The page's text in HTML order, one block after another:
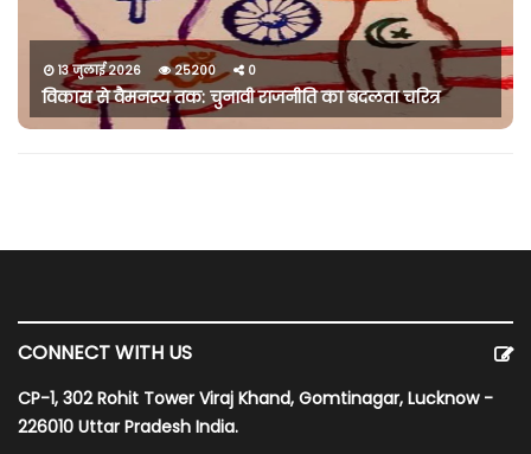
13 जुलाई 2026 25200 0
विकास से वैमनस्य तक: चुनावी राजनीति का बदलता चरित्र
CONNECT WITH US
CP-1, 302 Rohit Tower Viraj Khand, Gomtinagar, Lucknow -
226010 Uttar Pradesh India.